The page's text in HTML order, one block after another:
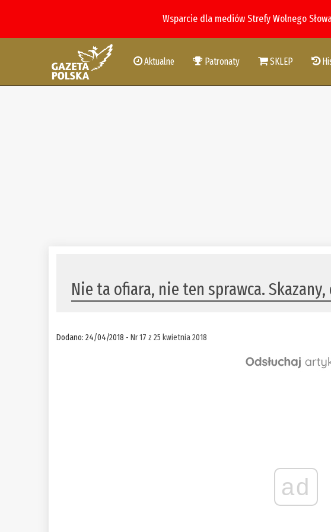
Wsparcie dla mediów Strefy Wolnego
Aktualne Patronaty SKLEP
Nie ta ofiara, nie ten sprawca. Skazany,
Dodano: 24/04/2018 -Nr 17 z 25 kwietnia 2018
ad